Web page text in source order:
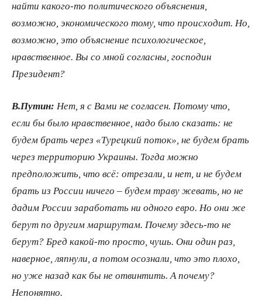
найти какого-то политического объяснения,
возможно, экономического тому, что происходит. Но,
возможно, это объяснение психологическое,
нравственное. Вы со мной согласны, господин
Президент?
В.Путин: Нет, я с Вами не согласен. Потому что,
если бы было нравственное, надо было сказать: не
будем брать через «Турецкий поток», не будем брать
через территорию Украины. Тогда можно
предположить, что всё: отрезали, и нет, и не будем
брать из России ничего – будем траву жевать, но не
дадим России заработать ни одного евро. Но они же
берут по другим маршрутам. Почему здесь-то не
берут? Бред какой-то просто, чушь. Они один раз,
наверное, ляпнули, а потом осознали, что это плохо,
но уже назад как бы не отвинтить. А почему?
Непонятно.